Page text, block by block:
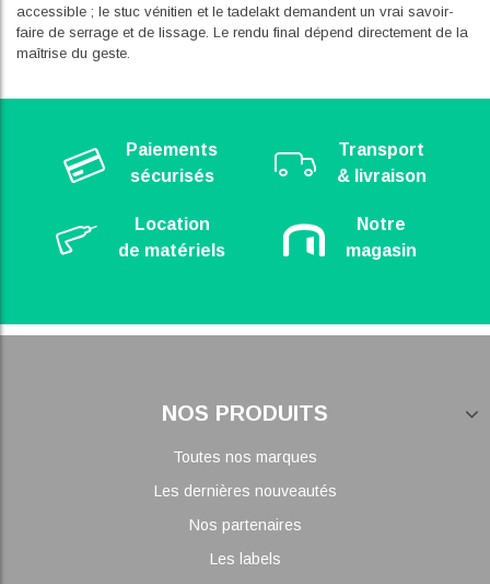
accessible ; le stuc vénitien et le tadelakt demandent un vrai savoir-
faire de serrage et de lissage. Le rendu final dépend directement de la
maîtrise du geste.
Paiements
sécurisés
Transport
& livraison
Location
de matériels
Notre
magasin
NOS PRODUITS
Toutes nos marques
Les dernières nouveautés
Nos partenaires
Les labels